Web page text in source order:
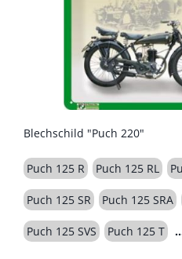
Blechschild "Puch 220"
Puch 125 R Puch 125 RL
Puch 125 SR Puch 125 SRA
Puch 125 SVS Puch 125 T